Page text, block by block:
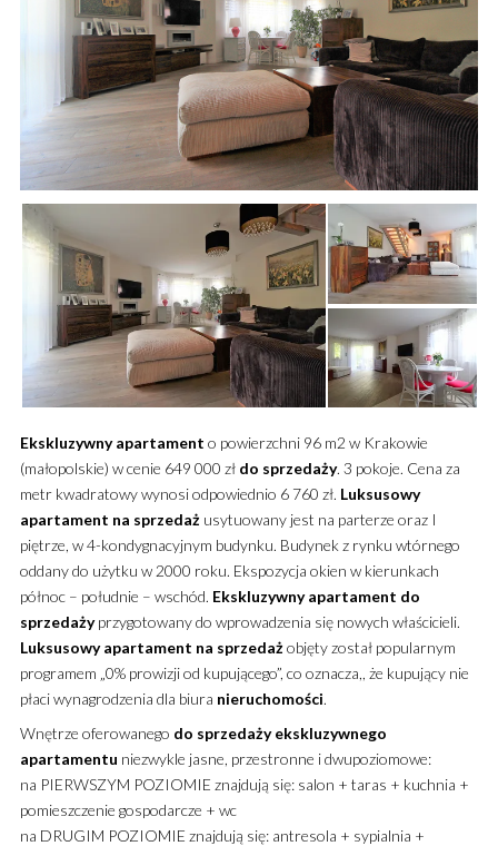
Ekskluzywny apartament o powierzchni 96 m2 w Krakowie
(małopolskie) w cenie 649 000 zł do sprzedaży. 3 pokoje. Cena za
metr kwadratowy wynosi odpowiednio 6 760 zł. Luksusowy
apartament na sprzedażusytuowany jest na parterze oraz I
piętrze, w 4-kondygnacyjnym budynku. Budynek z rynku wtórnego
oddany do użytku w 2000 roku. Ekspozycja okien w kierunkach
północ – południe – wschód. Ekskluzywny apartament do
sprzedażyprzygotowany do wprowadzenia się nowych właścicieli.
Luksusowy apartament na sprzedażobjęty został popularnym
programem „0% prowizji od kupującego”, co oznacza,, że kupujący nie
płaci wynagrodzenia dla biura nieruchomości.
Wnętrze oferowanego do sprzedaży ekskluzywnego
apartamentu niezwykle jasne, przestronne i dwupoziomowe:
na PIERWSZYM POZIOMIE znajdują się: salon + taras + kuchnia +
pomieszczenie gospodarcze + wc
na DRUGIM POZIOMIE znajdują się: antresola + sypialnia +